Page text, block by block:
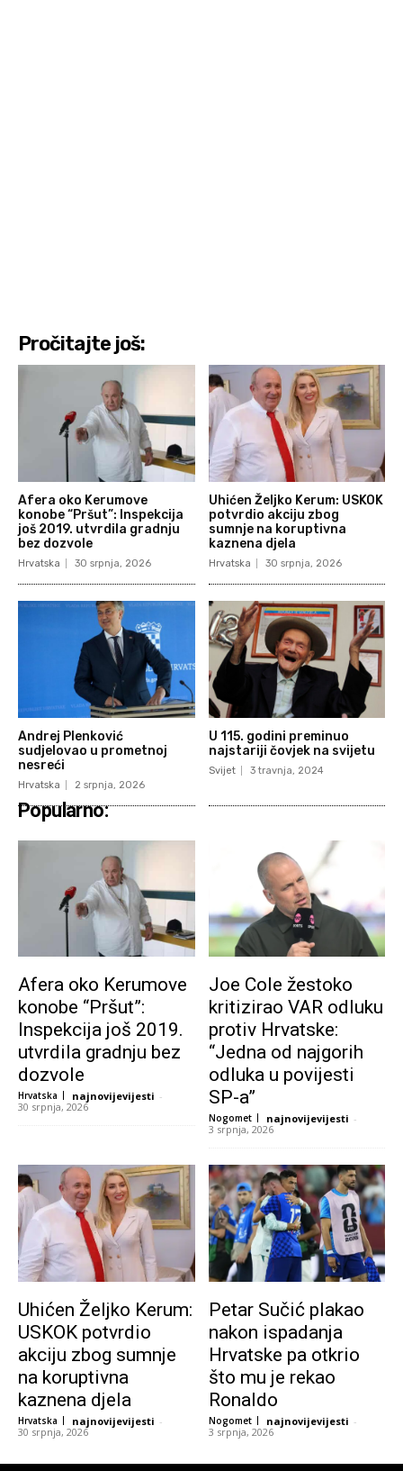
Pročitajte još:
Afera oko Kerumove
konobe “Pršut”: Inspekcija
još 2019. utvrdila gradnju
bez dozvole
Hrvatska 30 srpnja, 2026
Uhićen Željko Kerum: USKOK
potvrdio akciju zbog
sumnje na koruptivna
kaznena djela
Hrvatska 30 srpnja, 2026
Andrej Plenković
sudjelovao u prometnoj
nesreći
Hrvatska 2 srpnja, 2026
U 115. godini preminuo
najstariji čovjek na svijetu
Svijet 3 travnja, 2024
Popularno:
Afera oko Kerumove
konobe “Pršut”:
Inspekcija još 2019.
utvrdila gradnju bez
dozvole
Hrvatska najnovijevijesti -
30 srpnja, 2026
Joe Cole žestoko
kritizirao VAR odluku
protiv Hrvatske:
“Jedna od najgorih
odluka u povijesti
SP-a”
Nogomet najnovijevijesti -
3 srpnja, 2026
Uhićen Željko Kerum:
USKOK potvrdio
akciju zbog sumnje
na koruptivna
kaznena djela
Hrvatska najnovijevijesti -
30 srpnja, 2026
Petar Sučić plakao
nakon ispadanja
Hrvatske pa otkrio
što mu je rekao
Ronaldo
Nogomet najnovijevijesti -
3 srpnja, 2026